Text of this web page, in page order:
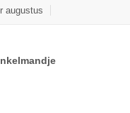
augustus